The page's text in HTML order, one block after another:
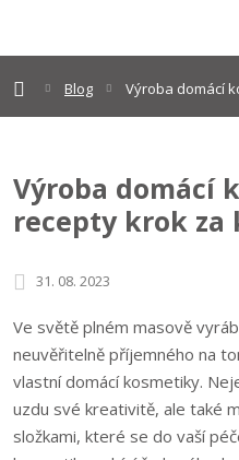
Blog Výroba domácí
Výroba domácí
recepty krok za
31. 08. 2023
Ve světě plném masově
neuvěřitelně příjemného na
vlastní domácí kosmetiky.
uzdu své kreativitě, ale také
složkami, které se do vaší